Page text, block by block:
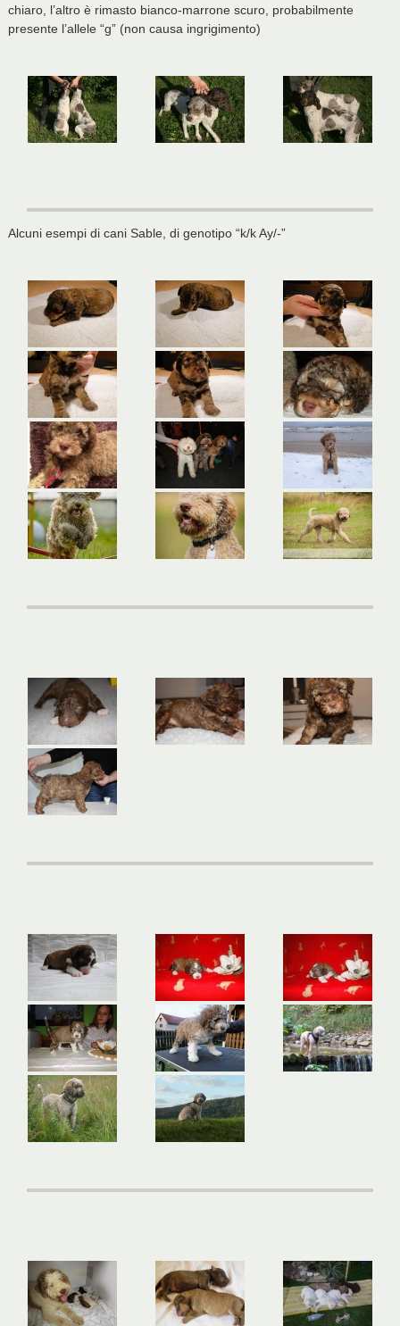
chiaro, l’altro è rimasto bianco-marrone scuro, probabilmente
presente l’allele “g” (non causa ingrigimento)
Alcuni esempi di cani Sable, di genotipo “k/k Ay/-”